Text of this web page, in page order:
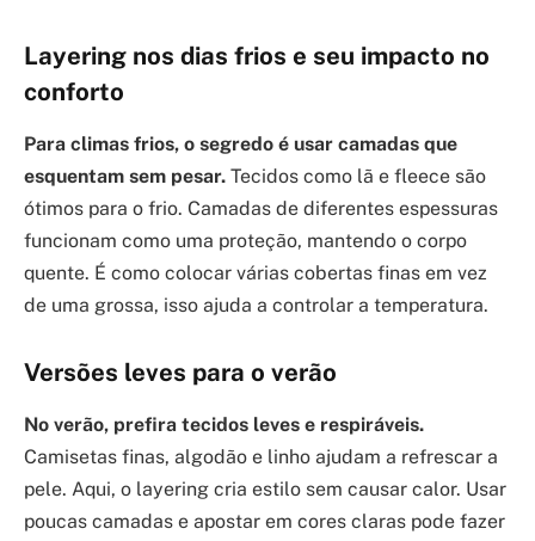
Layering nos dias frios e seu impacto no
conforto
Para climas frios, o segredo é usar camadas que
esquentam sem pesar. Tecidos como lã e fleece são
ótimos para o frio. Camadas de diferentes espessuras
funcionam como uma proteção, mantendo o corpo
quente. É como colocar várias cobertas finas em vez
de uma grossa, isso ajuda a controlar a temperatura.
Versões leves para o verão
No verão, prefira tecidos leves e respiráveis.
Camisetas finas, algodão e linho ajudam a refrescar a
pele. Aqui, o layering cria estilo sem causar calor. Usar
poucas camadas e apostar em cores claras pode fazer